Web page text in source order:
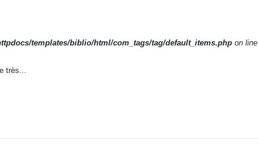
templates/biblio/html/com_tags/tag/default_items.phpon line
très...